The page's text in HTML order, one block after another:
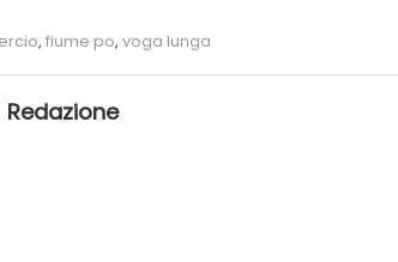
, fiume po, voga lunga
Redazione